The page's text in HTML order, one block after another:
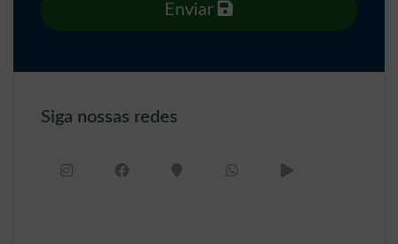
Enviar
Siga nossas redes